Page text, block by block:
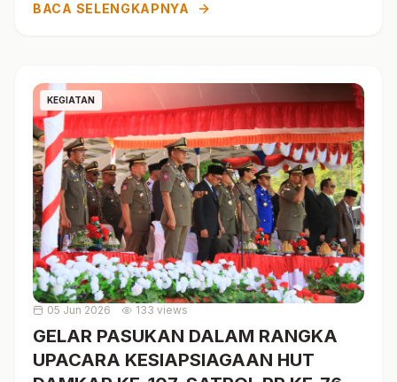
BACA SELENGKAPNYA
KEGIATAN
05 Jun 2026 133 views
GELAR PASUKAN DALAM RANGKA
UPACARA KESIAPSIAGAAN HUT